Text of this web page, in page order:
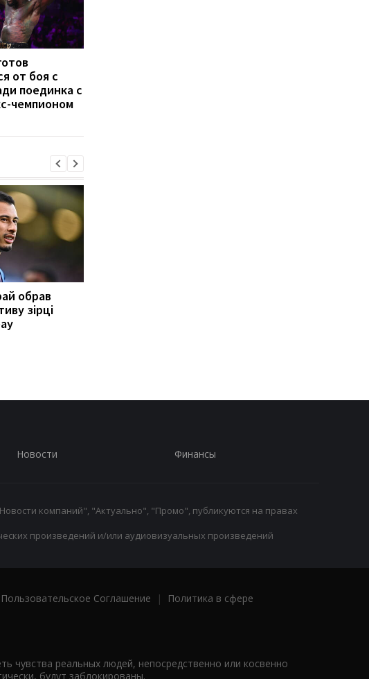
от боя с
поединка с
чемпионом
обрав
зірці
Новости Финансы
компаний", "Актуально", "Промо", публикуются на правах
произведений и/или аудиовизуальных произведений
Пользовательское Соглашение |
Политика в сфере
чувства реальных людей, непосредственно или косвенно
будут заблокированы.